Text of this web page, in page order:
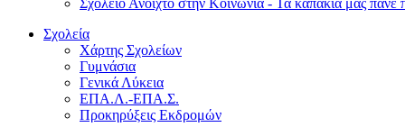
Σχολεία
Χάρτης Σχολείων
Γυμνάσια
Γενικά Λύκεια
ΕΠΑ.Λ.-ΕΠΑ.Σ.
Προκηρύξεις Εκδρομών